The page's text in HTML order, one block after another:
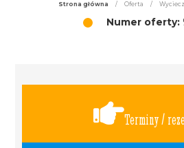
Strona główna / Oferta /
Numer oferty:
Terminy /